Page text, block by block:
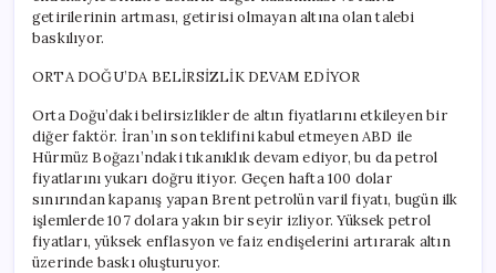
getirilerinin artması, getirisi olmayan altına olan talebi
baskılıyor.
ORTA DOĞU’DA BELİRSİZLİK DEVAM EDİYOR
Orta Doğu’daki belirsizlikler de altın fiyatlarını etkileyen bir
diğer faktör. İran’ın son teklifini kabul etmeyen ABD ile
Hürmüz Boğazı’ndaki tıkanıklık devam ediyor, bu da petrol
fiyatlarını yukarı doğru itiyor. Geçen hafta 100 dolar
sınırından kapanış yapan Brent petrolün varil fiyatı, bugün ilk
işlemlerde 107 dolara yakın bir seyir izliyor. Yüksek petrol
fiyatları, yüksek enflasyon ve faiz endişelerini artırarak altın
üzerinde baskı oluşturuyor.